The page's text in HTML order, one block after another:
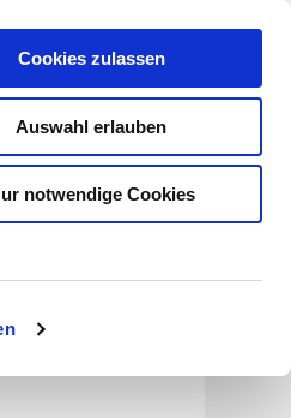
Cookies zulassen
Auswahl erlauben
notwendige Cookies
Kundenlogin
Suche